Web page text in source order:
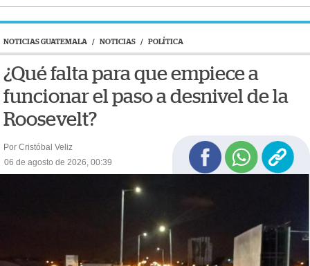
NOTICIAS GUATEMALA / NOTICIAS / POLÍTICA
¿Qué falta para que empiece a
funcionar el paso a desnivel de la
Roosevelt?
Por Cristóbal Veliz
06 de agosto de 2026, 00:39